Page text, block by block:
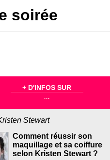
soirée
+ D'INFOS SUR
...
Stewart
Comment réussir son
maquillage et sa coiffure
selon Kristen Stewart ?